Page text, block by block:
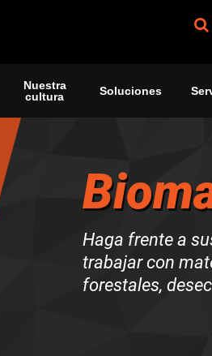
Nuestra
cultura
Soluciones
Haga frente a
trabajar con
forestales,